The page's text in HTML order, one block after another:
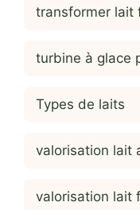
transformer lait
turbine à glace
Types de laits
valorisation lait
valorisation lait